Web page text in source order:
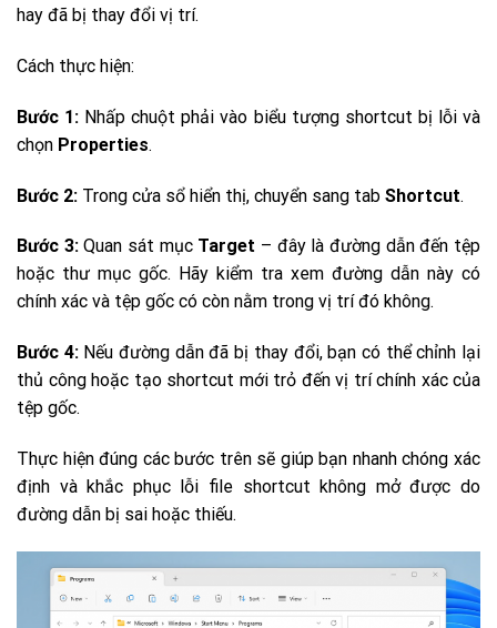
hay đã bị thay đổi vị trí.
Cách thực hiện:
Bước 1: Nhấp chuột phải vào biểu tượng shortcut bị lỗi và
chọn Properties.
Bước 2: Trong cửa sổ hiển thị, chuyển sang tab Shortcut.
Bước 3:Quan sát mục Target – đây là đường dẫn đến tệp
hoặc thư mục gốc. Hãy kiểm tra xem đường dẫn này có
chính xác và tệp gốc có còn nằm trong vị trí đó không.
Bước 4:Nếu đường dẫn đã bị thay đổi, bạn có thể chỉnh lại
thủ công hoặc tạo shortcut mới trỏ đến vị trí chính xác của
tệp gốc.
Thực hiện đúng các bước trên sẽ giúp bạn nhanh chóng xác
định và khắc phục lỗi file shortcut không mở được do
đường dẫn bị sai hoặc thiếu.